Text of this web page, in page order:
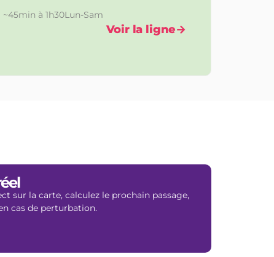
~45min à 1h30Lun-Sam
Voir la ligne→
sur la carte, calculez le prochain passage,
cas de perturbation.